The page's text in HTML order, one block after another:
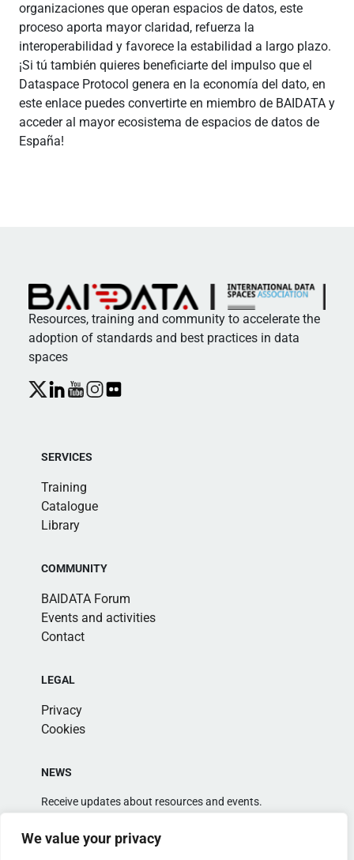
We value your privacy
organizaciones que operan espacios de datos, este
proceso aporta mayor claridad, refuerza la
interoperabilidad y favorece la estabilidad a largo plazo.
¡Si tú también quieres beneficiarte del impulso que el
Dataspace Protocol genera en la economía del dato, en
este enlace puedes convertirte en miembro de BAIDATA y
acceder al mayor ecosistema de espacios de datos de
España!
Resources, training and community to accelerate the
adoption of standards and best practices in data
spaces
SERVICES
Training
Catalogue
Library
COMMUNITY
BAIDATA Forum
Events and activities
Contact
LEGAL
Privacy
Cookies
NEWS
Receive updates about resources and events.